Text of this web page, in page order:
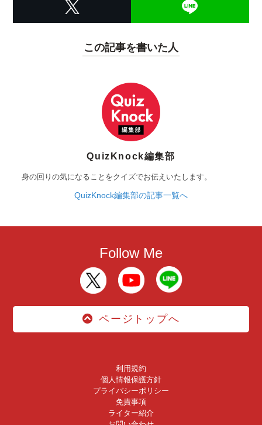
この記事を書いた人
QuizKnock編集部
身の回りの気になることをクイズでお伝えいたします。
QuizKnock編集部の記事一覧へ
Follow Me
ページトップへ
利用規約
個人情報保護方針
プライバシーポリシー
免責事項
ライター紹介